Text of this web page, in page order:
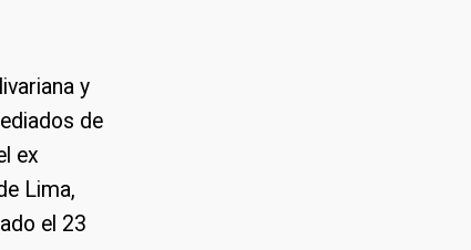
y
de
ex
Lima,
el 23